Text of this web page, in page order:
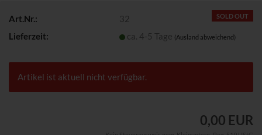
SOLD OUT
Art.Nr.:
32
Lieferzeit:
ca. 4-5 Tage (Ausland abweichend)
Artikel ist aktuell nicht verfügbar.
0,00 EUR